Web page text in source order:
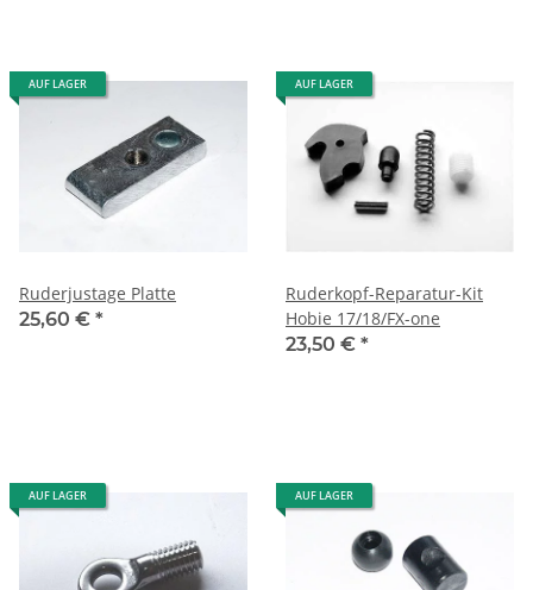
AUF LAGER
Ruderjustage Platte
25,60 € *
AUF LAGER
Ruderkopf-Reparatur-Kit
Hobie 17/18/FX-one
23,50 € *
AUF LAGER AUF LAGER